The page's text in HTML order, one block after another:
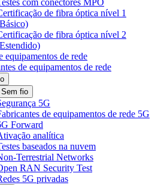
com conectores MPO
de fibra óptica nível 1
de fibra óptica nível 2
equipamentos de rede
de equipamentos de rede
Sem fio
5G
de equipamentos de rede 5G
Forward
analítica
baseados na nuvem
Terrestrial Networks
RAN Security Test
5G privadas